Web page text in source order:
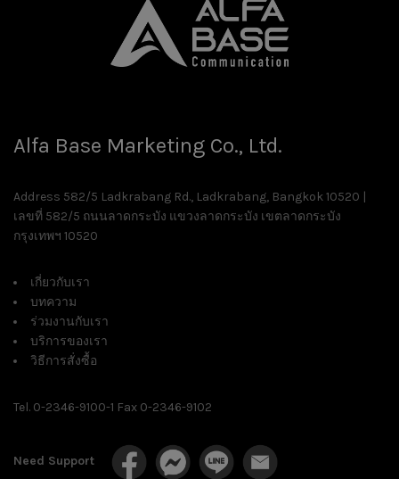
Alfa Base Marketing Co., Ltd.
Address 582/5 Ladkrabang Rd., Ladkrabang, Bangkok 10520 |
เลขที่ 582/5 ถนนลาดกระบัง แขวงลาดกระบัง เขตลาดกระบัง
กรุงเทพฯ 10520
เกี่ยวกับเรา
บทความ
ร่วมงานกับเรา
บริการของเรา
วิธีการสั่งซื้อ
Tel. 0-2346-9100-1 Fax 0-2346-9102
Need Support